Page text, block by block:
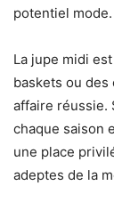
potentiel mode.
La jupe midi
baskets ou des
affaire réussie.
chaque saison
une place
adeptes de la